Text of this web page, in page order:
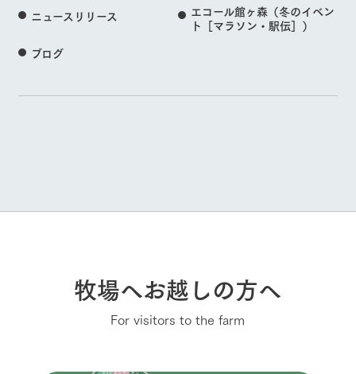
ニュースリリース
エコール館ヶ森（冬のイベン
ト［マラソン・駅伝］）
ブログ
牧場へお越しの方へ
For visitors to the farm